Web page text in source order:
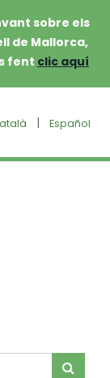
sobre els
de Mallorca,
fent clic aquí
| Español